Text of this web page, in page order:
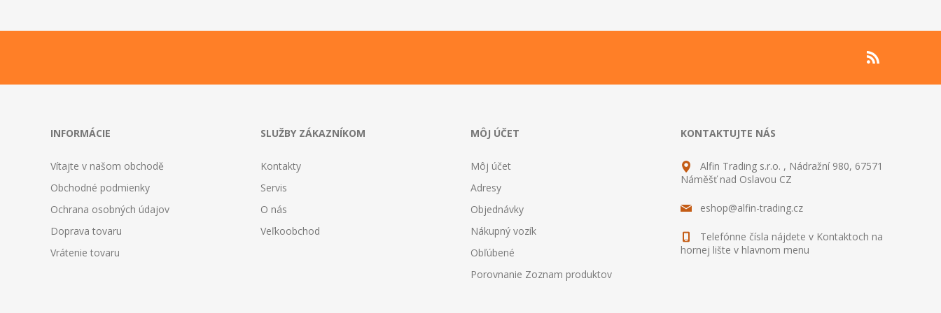
INFORMÁCIE
Vítajte v našom obchodě
Obchodné podmienky
Ochrana osobných údajov
Doprava tovaru
Vrátenie tovaru
SLUŽBY ZÁKAZNÍKOM
Kontakty
Servis
O nás
Veľkoobchod
MÔJ ÚČET
Môj účet
Adresy
Objednávky
Nákupný vozík
Obľúbené
Porovnanie Zoznam produktov
KONTAKTUJTE NÁS
Alfin Trading s.r.o. , Nádražní 980, 67571
Náměšť nad Oslavou CZ
eshop@alfin-trading.cz
Telefónne čísla nájdete v Kontaktoch na
hornej lište v hlavnom menu